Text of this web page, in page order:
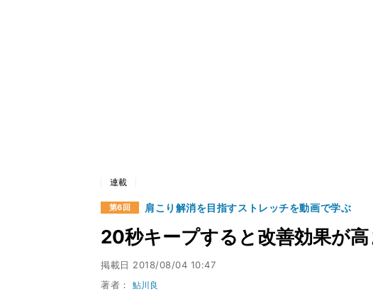
連載
第6回 肩こり解消を目指すストレッチを動画で学ぶ
20秒キープすると改善効果が高
掲載日 2018/08/04 10:47
著者：鮎川良